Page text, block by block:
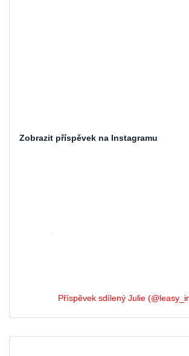
Zobrazit příspěvek na Instagramu
Příspěvek sdílený Julie